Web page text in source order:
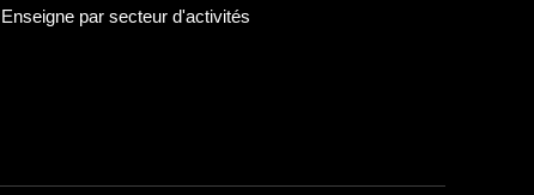
Enseigne par secteur d'activités